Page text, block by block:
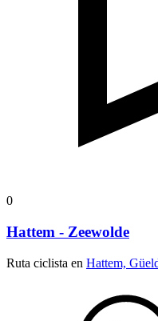
0
Hattem - Zeewolde
Ruta ciclista en Hattem,